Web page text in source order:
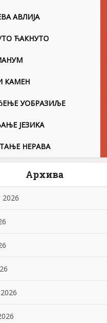
АВЛИЈА
ЋАКНУТО
КАМЕН
УОБРАЗИЉЕ
ЈЕЗИKА
НЕРАВА
Архива
2026